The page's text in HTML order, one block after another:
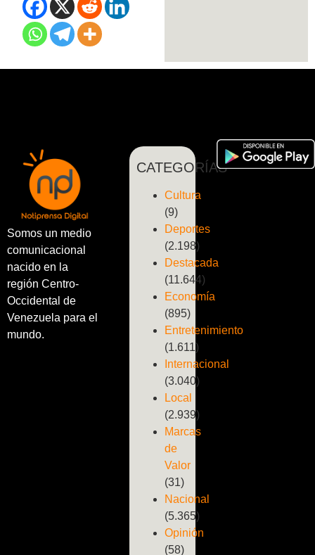
Somos un medio
comunicacional
nacido en la
región Centro-
Occidental de
Venezuela para el
mundo.
CATEGORÍAS
Cultura
(9)
Deportes
(2.198)
Destacada
(11.644)
Economía
(895)
Entretenimiento
(1.611)
Internacional
(3.040)
Local
(2.939)
Marcas
de
Valor
(31)
Nacional
(5.365)
Opinión
(58)